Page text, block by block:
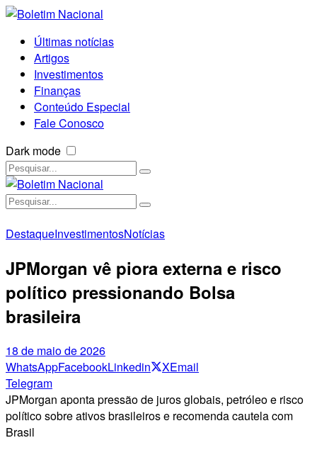
Últimas notícias
Artigos
Investimentos
Finanças
Conteúdo Especial
Fale Conosco
Dark mode
DestaqueInvestimentosNotícias
JPMorgan vê piora externa e risco
político pressionando Bolsa
brasileira
18 de maio de 2026
WhatsAppFacebookLinkedin XEmail
Telegram
JPMorgan aponta pressão de juros globais, petróleo e risco
político sobre ativos brasileiros e recomenda cautela com
Brasil